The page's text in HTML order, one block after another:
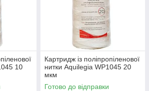
10
Картридж із поліпропіленової
нитки Aquilegia WP1045 20
мкм
Готово до відправки